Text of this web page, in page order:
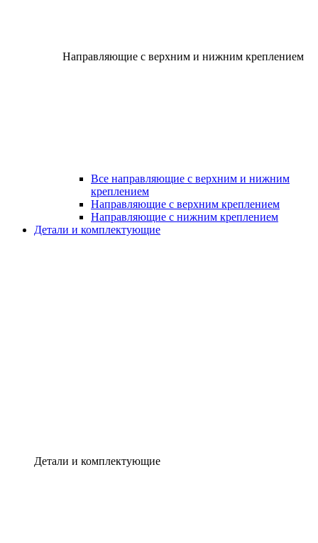
Направляющие с верхним и нижним креплением
Все направляющие с верхним и нижним
креплением
Направляющие с верхним креплением
Направляющие с нижним креплением
Детали и комплектующие
Детали и комплектующие